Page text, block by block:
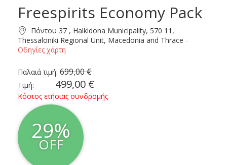
Freespirits Economy Pack
Freespirits Economy Pack
Πόντου 37 , Halkidona Municipality, 570 11,
Thessaloniki Regional Unit, Macedonia and Thrace -
Οδηγίες χάρτη
Παλαιά τιμή: 699,00 €
Τιμή: 499,00 €
Κόστος ετήσιας συνδρομής
29%
OFF